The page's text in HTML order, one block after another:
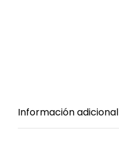
Información adicional